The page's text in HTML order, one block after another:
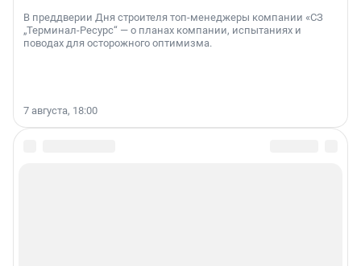
В преддверии Дня строителя топ-менеджеры компании «СЗ
„Терминал-Ресурс“ — о планах компании, испытаниях и
поводах для осторожного оптимизма.
7 августа, 18:00